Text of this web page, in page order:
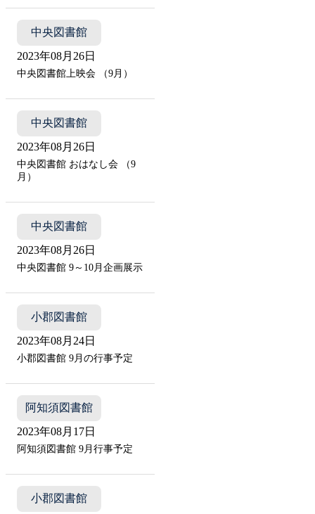
中央図書館
2023年08月26日
中央図書館上映会 （9月）
中央図書館
2023年08月26日
中央図書館 おはなし会 （9
月）
中央図書館
2023年08月26日
中央図書館 9～10月企画展示
小郡図書館
2023年08月24日
小郡図書館 9月の行事予定
阿知須図書館
2023年08月17日
阿知須図書館 9月行事予定
小郡図書館